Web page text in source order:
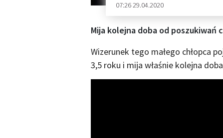
07:26 29.04.2020
Mija kolejna doba od poszukiwań
Wizerunek tego małego chłopca
3,5 roku i mija właśnie kolejna